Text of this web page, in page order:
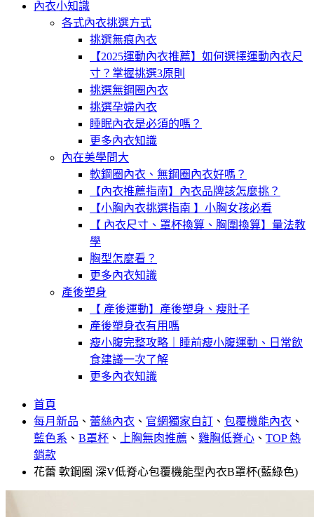
內衣小知識
各式內衣挑選方式
挑選無痕內衣
【2025運動內衣推薦】如何選擇運動內衣尺
寸？掌握挑選3原則
挑選無鋼圈內衣
挑選孕婦內衣
睡眠內衣是必須的嗎？
更多內衣知識
內在美學問大
軟鋼圈內衣、無鋼圈內衣好嗎？
【內衣推薦指南】內衣品牌該怎麼挑？
【小胸內衣挑選指南 】小胸女孩必看
【 內衣尺寸、罩杯換算、胸圍換算】量法教
學
胸型怎麼看？
更多內衣知識
產後塑身
【 產後運動】產後塑身、瘦肚子
產後塑身衣有用嗎
瘦小腹完整攻略｜睡前瘦小腹運動、日常飲
食建議一次了解
更多內衣知識
首頁
每月新品 、 蕾絲內衣 、 官網獨家自訂 、 包覆機能內衣 、
藍色系 、 B罩杯 、 上胸無肉推薦 、 雞胸低脊心 、 TOP 熱
銷款
花蕾 軟鋼圈 深V低脊心包覆機能型內衣B罩杯(藍綠色)